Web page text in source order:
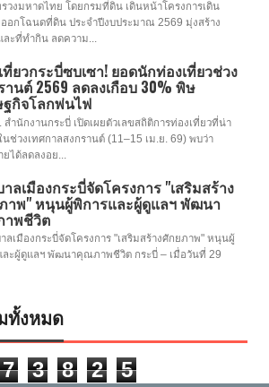
วงมหาดไทย โดยกรมที่ดิน เดินหน้าโครงการเดิน
ออกโฉนดที่ดิน ประจำปีงบประมาณ 2569 มุ่งสร้าง
ะที่ทำกิน ลดความ...
ที่ยวกระบี่ซบเซา! ยอดนักท่องเที่ยวช่วง
านต์ 2569 ลดลงเกือบ 30% พิษ
ฐกิจโลกพ่นไฟ
ำนักงานกระบี่ เปิดเผยตัวเลขสถิติการท่องเที่ยวที่น่า
นช่วงเทศกาลสงกรานต์ (11–15 เม.ย. 69) พบว่า
ได้ลดลงอย...
าลเมืองกระบี่จัดโครงการ "เสริมสร้าง
าพ" หนุนผู้พิการและผู้ดูแลฯ พัฒนา
พชีวิต
ลเมืองกระบี่จัดโครงการ "เสริมสร้างศักยภาพ" หนุนผู้
ละผู้ดูแลฯ พัฒนาคุณภาพชีวิต กระบี่ – เมื่อวันที่ 29
ทั้งหมด
7 3 8 2 5